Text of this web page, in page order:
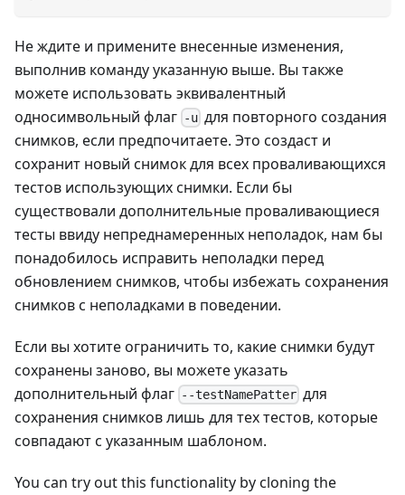
Не ждите и примените внесенные изменения,
выполнив команду указанную выше. Вы также
можете использовать эквивалентный
односимвольный флаг -u для повторного создания
снимков, если предпочитаете. Это создаст и
сохранит новый снимок для всех проваливающихся
тестов использующих снимки. Если бы
существовали дополнительные проваливающиеся
тесты ввиду непреднамеренных неполадок, нам бы
понадобилось исправить неполадки перед
обновлением снимков, чтобы избежать сохранения
снимков с неполадками в поведении.
Если вы хотите ограничить то, какие снимки будут
сохранены заново, вы можете указать
дополнительный флаг --testNamePatter для
сохранения снимков лишь для тех тестов, которые
совпадают с указанным шаблоном.
You can try out this functionality by cloning the